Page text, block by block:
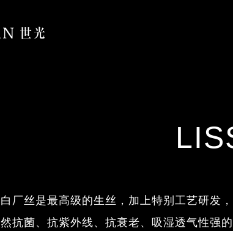
白厂丝是最高级的生丝，加上特别工艺研发
然抗菌、抗紫外线、抗衰老、吸湿透气性强